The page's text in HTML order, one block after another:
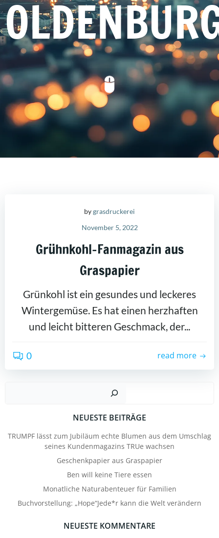
bygrasdruckerei
November 5, 2022
Grühnkohl-Fanmagazin aus
Graspapier
Grünkohl ist ein gesundes und leckeres
Wintergemüse. Es hat einen herzhaften
und leicht bitteren Geschmack, der...
0 read more
NEUESTE BEITRÄGE
TRUMPF lässt zum Jubiläum echte Blumen aus dem Umschlag
seines Kundenmagazins TRUe wachsen
Geschenkpapier aus Graspapier
Ben will keine Tiere essen
Monatliche Naturabenteuer für Familien
Buchvorstellung: „Hope“Jede*r kann die Welt verändern
NEUESTE KOMMENTARE